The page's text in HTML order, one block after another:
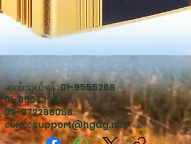
ဆက်သွယ်ရန်:01-9555268
01-9557394
09-972288088
မေးလ်:support@hgdg.net